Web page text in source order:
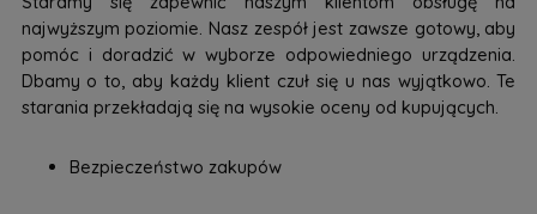
najwyższym poziomie. Nasz zespół jest zawsze gotowy, aby
pomóc i doradzić w wyborze odpowiedniego urządzenia.
Dbamy o to, aby każdy klient czuł się u nas wyjątkowo. Te
starania przekładają się na wysokie oceny od kupujących.
Bezpieczeństwo zakupów